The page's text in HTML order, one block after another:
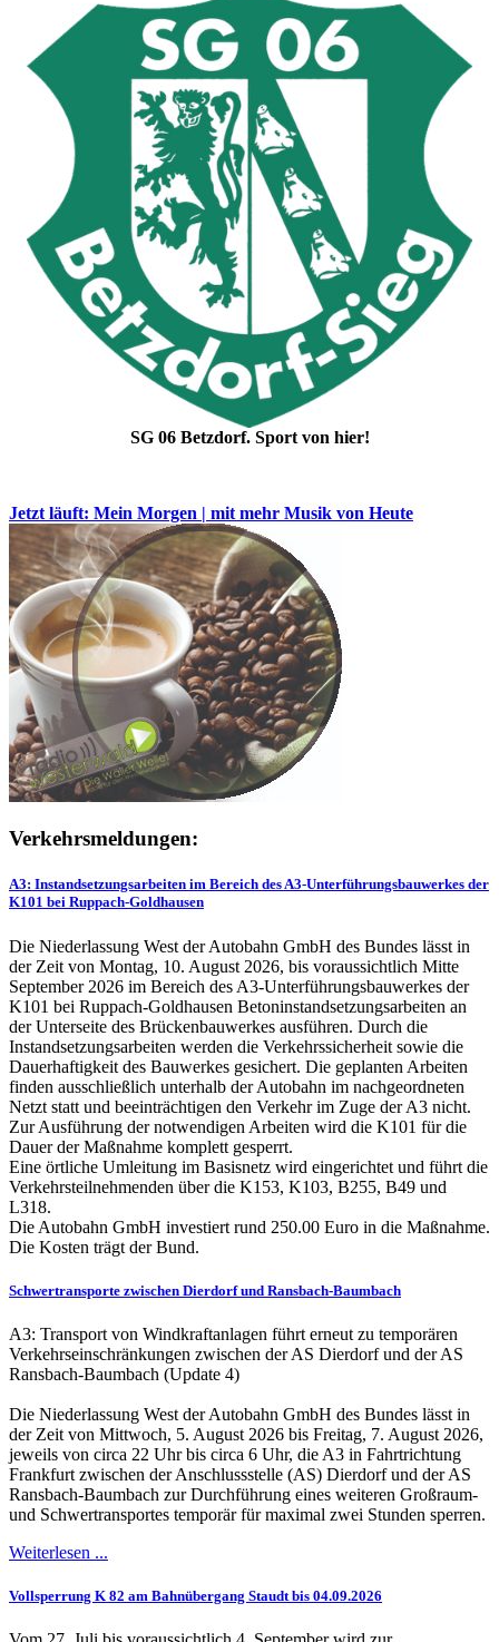
SG 06 Betzdorf. Sport von hier!
Jetzt läuft: Mein Morgen | mit mehr Musik von Heute
Verkehrsmeldungen:
A3: Instandsetzungsarbeiten im Bereich des A3-Unterführungsbauwerkes der
K101 bei Ruppach-Goldhausen
Die Niederlassung West der Autobahn GmbH des Bundes lässt in
der Zeit von Montag, 10. August 2026, bis voraussichtlich Mitte
September 2026 im Bereich des A3-Unterführungsbauwerkes der
K101 bei Ruppach-Goldhausen Betoninstandsetzungsarbeiten an
der Unterseite des Brückenbauwerkes ausführen. Durch die
Instandsetzungsarbeiten werden die Verkehrssicherheit sowie die
Dauerhaftigkeit des Bauwerkes gesichert. Die geplanten Arbeiten
finden ausschließlich unterhalb der Autobahn im nachgeordneten
Netzt statt und beeinträchtigen den Verkehr im Zuge der A3 nicht.
Zur Ausführung der notwendigen Arbeiten wird die K101 für die
Dauer der Maßnahme komplett gesperrt.
Eine örtliche Umleitung im Basisnetz wird eingerichtet und führt die
Verkehrsteilnehmenden über die K153, K103, B255, B49 und
L318.
Die Autobahn GmbH investiert rund 250.00 Euro in die Maßnahme.
Die Kosten trägt der Bund.
Schwertransporte zwischen Dierdorf und Ransbach-Baumbach
A3: Transport von Windkraftanlagen führt erneut zu temporären
Verkehrseinschränkungen zwischen der AS Dierdorf und der AS
Ransbach-Baumbach (Update 4)
Die Niederlassung West der Autobahn GmbH des Bundes lässt in
der Zeit von Mittwoch, 5. August 2026 bis Freitag, 7. August 2026,
jeweils von circa 22 Uhr bis circa 6 Uhr, die A3 in Fahrtrichtung
Frankfurt zwischen der Anschlussstelle (AS) Dierdorf und der AS
Ransbach-Baumbach zur Durchführung eines weiteren Großraum-
und Schwertransportes temporär für maximal zwei Stunden sperren.
Weiterlesen ...
Vollsperrung K 82 am Bahnübergang Staudt bis 04.09.2026